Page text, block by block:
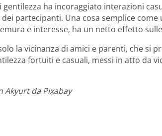
gentilezza ha incoraggiato interazioni
partecipanti. Una cosa semplice
e interesse, ha un netto effetto
la vicinanza di amici e parenti, che si
fortuiti e casuali, messi in atto da
Akyurt da Pixabay